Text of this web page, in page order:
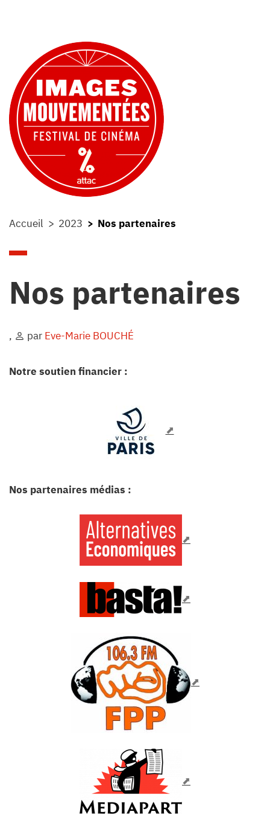
Accueil 2023 Nos partenaires
Nos partenaires
, par Eve-Marie BOUCHÉ
Notre soutien financier :
Nos partenaires médias :